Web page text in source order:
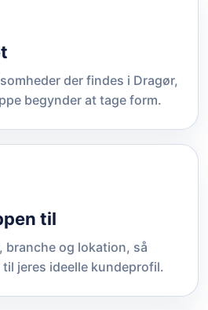
der findes i Dragør,
begynder at tage form.
til
branche og lokation, så
jeres ideelle kundeprofil.